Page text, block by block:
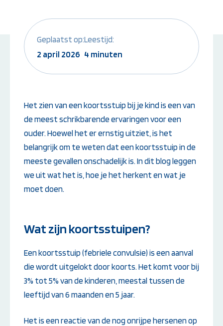
Instructeur worden:
Opleiding EHBO-instructeur
Opleiding BLS-instructeur
(NRR)
Opleiding PBLS-instructeur
(NRR)
instructeursopleidingen
Overige
Beheerder
Weet je niet goed welke cursus jij
Geplaatst op:
2 april 2026
Leestijd:
4 minuten
Het zien van een koortsstuip bij je kind is een van
de meest schrikbarende ervaringen voor een
ouder. Hoewel het er ernstig uitziet, is het
belangrijk om te weten dat een koortsstuip in de
meeste gevallen onschadelijk is. In dit blog leggen
we uit wat het is, hoe je het herkent en wat je
moet doen.
Wat zijn koortsstuipen?
Een koortsstuip (febriele convulsie) is een aanval
die wordt uitgelokt door koorts. Het komt voor bij
3% tot 5% van de kinderen, meestal tussen de
leeftijd van 6 maanden en 5 jaar.
Het is een reactie van de nog onrijpe hersenen op